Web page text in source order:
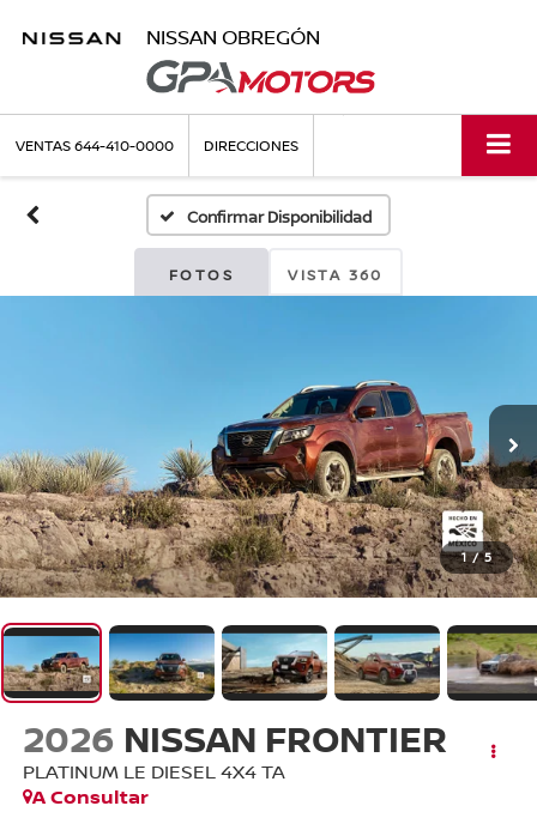
NISSAN OBREGÓN
VENTAS644-410-0000 DIRECCIONES
Confirmar Disponibilidad
FOTOS VISTA 360
1 / 5
2026 NISSAN FRONTIER
PLATINUM LE DIESEL 4X4 TA
A Consultar